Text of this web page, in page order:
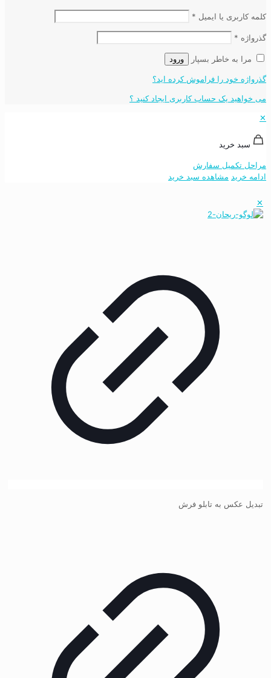
کلمه کاربری یا ایمیل *
گذرواژه *
مرا به خاطر بسپار ورود
گذرواژه خود را فراموش کرده اید؟
می خواهید یک حساب کاربری ایجاد کنید ؟
✕
سبد خرید
مراحل تکمیل سفارش
ادامه خرید مشاهده سبد خرید
✕
تبدیل عکس به تابلو فرش